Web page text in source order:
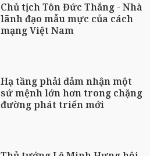
Chủ tịch Tôn Đức Thắng - Nhà
lãnh đạo mẫu mực của cách
mạng Việt Nam
Hạ tầng phải đảm nhận một
sứ mệnh lớn hơn trong chặng
đường phát triển mới